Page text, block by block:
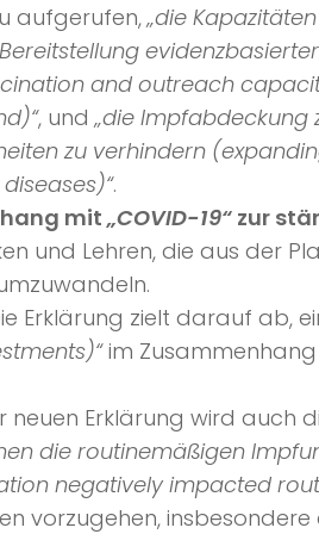
aufgerufen,„die
and outreach
, und„die Impfabdeckung
zu verhindern
.
mit „COVID-19“ zur
und Lehren, die aus der
Erklärung zielt darauf ab,
im
neuen Erklärung wird auch
die routinemäßigen
negatively impacted
vorzugehen,